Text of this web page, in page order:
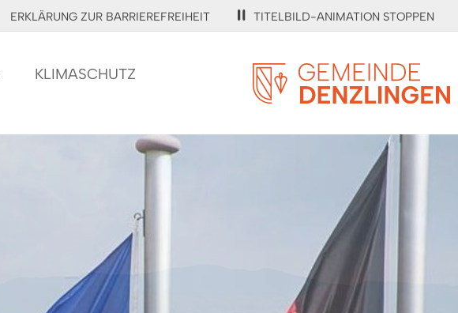
ERKLÄRUNG ZUR BARRIEREFREIHEIT TITELBILD-ANIMATION STOPPEN
KLIMASCHUTZ